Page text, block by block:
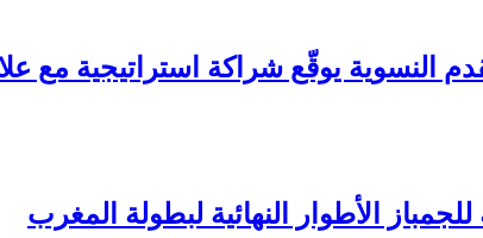
النسوية يوقّع شراكة استراتيجية
الأطوار النهائية لبطولة المغرب